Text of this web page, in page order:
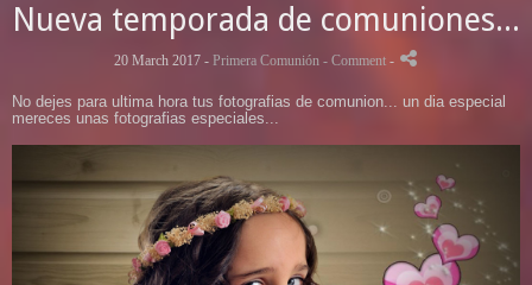
Nueva temporada de comuniones...
20 March 2017 - Primera Comunión - Comment -
No dejes para ultima hora tus fotografias de comunion... un dia especial
mereces unas fotografias especiales...